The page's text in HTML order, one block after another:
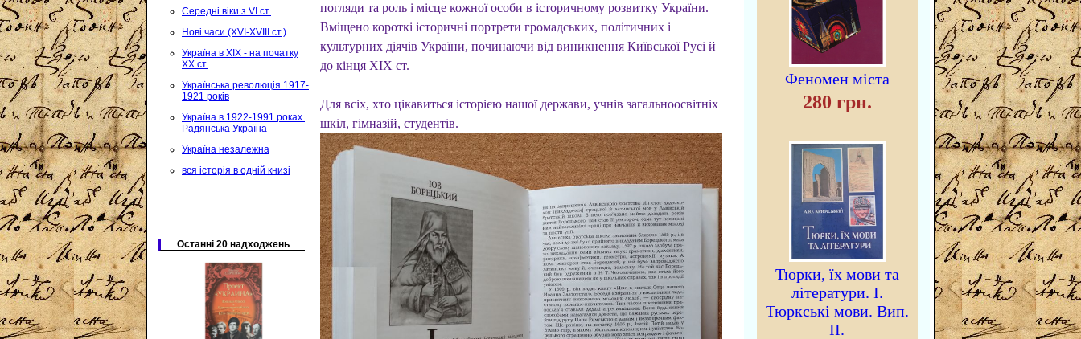
Середні віки з VI ст.
Нові часи (XVI-XVIII ст.)
Україна в XIX - на початку
XX ст.
Українська революція 1917-
1921 років
Україна в 1922-1991 роках.
Радянська Україна
Україна незалежна
вся історія в одній книзі
Останні 20 надходжень
погляди та роль і місце кожної особи в історичному розвитку України.
Вміщено короткі історичні портрети громадських, політичних і
культурних діячів України, починаючи від виникнення Київської Русі й
до кінця XIX ст.
Для всіх, хто цікавиться історією нашої держави, учнів загальноосвітніх
шкіл, гімназій, студентів.
Феномен міста
280 грн.
Тюрки, їх мови та
літератури. I.
Тюркські мови. Вип.
II.